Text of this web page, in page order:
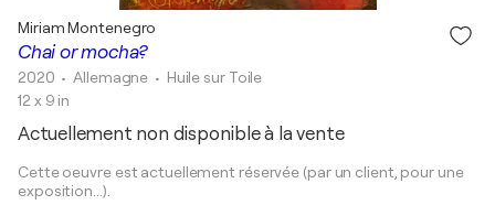
Chai or mocha?
Miriam Montenegro
2020 • Allemagne • Huile sur Toile
12 x 9 in
Actuellement non disponible à la vente
Cette oeuvre est actuellement réservée (par un client, pour une
exposition...).